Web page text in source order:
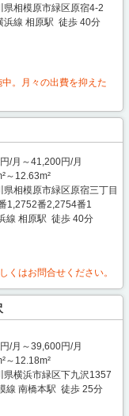
県相模原市緑区原宿4-2
浜線 相原駅 徒歩 40分
。月々の出費を抑えた
/月～41,200円/月
～12.63m²
県相模原市緑区原宿三丁目
1,2752番2,2754番1
線 相原駅 徒歩 40分
くはお問合せください。
/月～39,600円/月
～12.18m²
県横浜市緑区下九沢1357
線 南橋本駅 徒歩 25分